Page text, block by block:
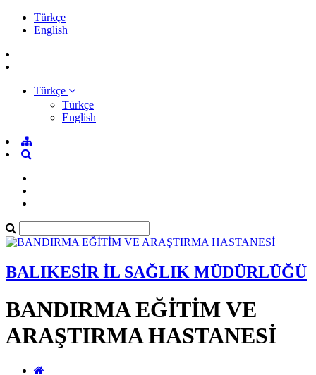
Türkçe
English
Türkçe
Türkçe
English
BALIKESİR İL SAĞLIK MÜDÜRLÜĞÜ
BANDIRMA EĞİTİM VE
ARAŞTIRMA HASTANESİ